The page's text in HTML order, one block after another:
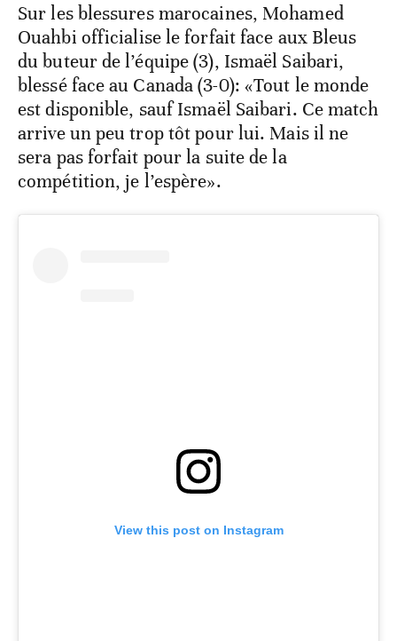
Sur les blessures marocaines, Mohamed
Ouahbi officialise le forfait face aux Bleus
du buteur de l’équipe (3), Ismaël Saibari,
blessé face au Canada (3-0): «Tout le monde
est disponible, sauf Ismaël Saibari. Ce match
arrive un peu trop tôt pour lui. Mais il ne
sera pas forfait pour la suite de la
compétition, je l’espère».
View this post on Instagram